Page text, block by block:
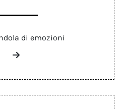
di emozioni